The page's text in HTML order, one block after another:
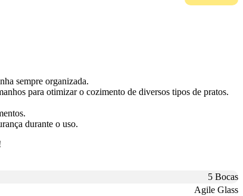
sempre organizada.
para otimizar o cozimento de diversos tipos de pratos.
durante o uso.
5 Bocas
Agile Glass